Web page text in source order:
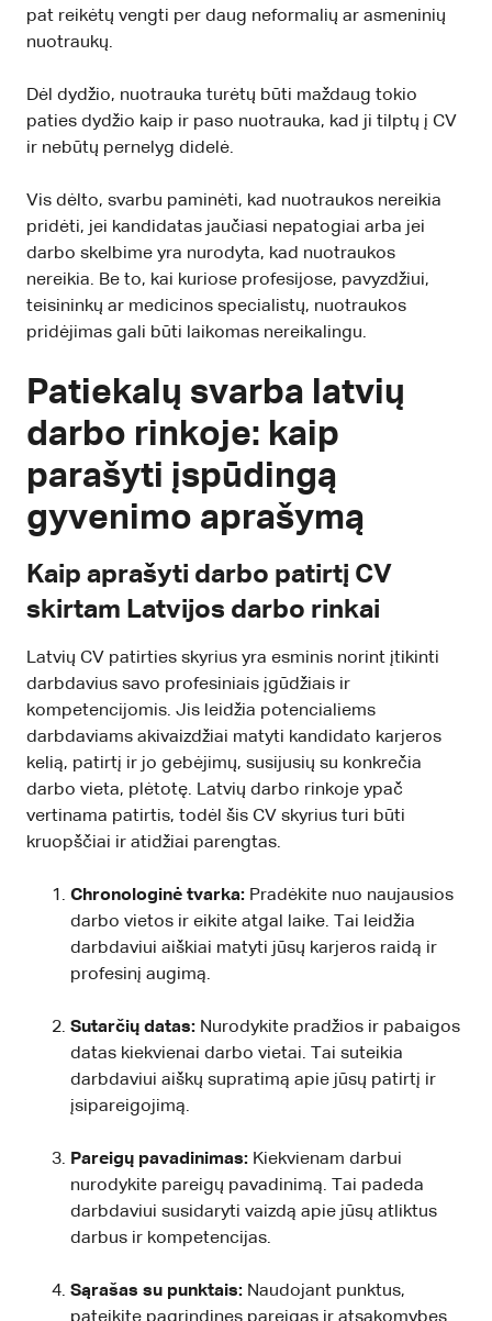
pat reikėtų vengti per daug neformalių ar asmeninių
nuotraukų.
Dėl dydžio, nuotrauka turėtų būti maždaug tokio
paties dydžio kaip ir paso nuotrauka, kad ji tilptų į CV
ir nebūtų pernelyg didelė.
Vis dėlto, svarbu paminėti, kad nuotraukos nereikia
pridėti, jei kandidatas jaučiasi nepatogiai arba jei
darbo skelbime yra nurodyta, kad nuotraukos
nereikia. Be to, kai kuriose profesijose, pavyzdžiui,
teisininkų ar medicinos specialistų, nuotraukos
pridėjimas gali būti laikomas nereikalingu.
Patiekalų svarba latvių
darbo rinkoje: kaip
parašyti įspūdingą
gyvenimo aprašymą
Kaip aprašyti darbo patirtį CV
skirtam Latvijos darbo rinkai
Latvių CV patirties skyrius yra esminis norint įtikinti
darbdavius savo profesiniais įgūdžiais ir
kompetencijomis. Jis leidžia potencialiems
darbdaviams akivaizdžiai matyti kandidato karjeros
kelią, patirtį ir jo gebėjimų, susijusių su konkrečia
darbo vieta, plėtotę. Latvių darbo rinkoje ypač
vertinama patirtis, todėl šis CV skyrius turi būti
kruopščiai ir atidžiai parengtas.
Chronologinė tvarka: Pradėkite nuo naujausios
darbo vietos ir eikite atgal laike. Tai leidžia
darbdaviui aiškiai matyti jūsų karjeros raidą ir
profesinį augimą.
Sutarčių datas: Nurodykite pradžios ir pabaigos
datas kiekvienai darbo vietai. Tai suteikia
darbdaviui aiškų supratimą apie jūsų patirtį ir
įsipareigojimą.
Pareigų pavadinimas: Kiekvienam darbui
nurodykite pareigų pavadinimą. Tai padeda
darbdaviui susidaryti vaizdą apie jūsų atliktus
darbus ir kompetencijas.
Sąrašas su punktais: Naudojant punktus,